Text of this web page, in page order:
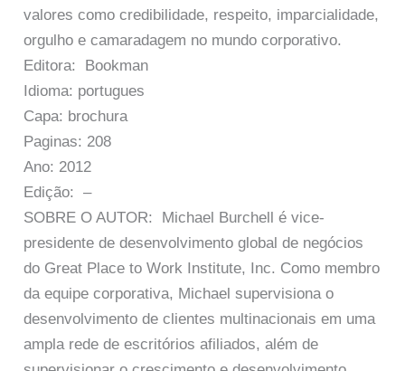
valores como credibilidade, respeito, imparcialidade,
orgulho e camaradagem no mundo corporativo.
Editora: Bookman
Idioma: portugues
Capa: brochura
Paginas: 208
Ano: 2012
Edição: –
SOBRE O AUTOR: Michael Burchell é vice-
presidente de desenvolvimento global de negócios
do Great Place to Work Institute, Inc. Como membro
da equipe corporativa, Michael supervisiona o
desenvolvimento de clientes multinacionais em uma
ampla rede de escritórios afiliados, além de